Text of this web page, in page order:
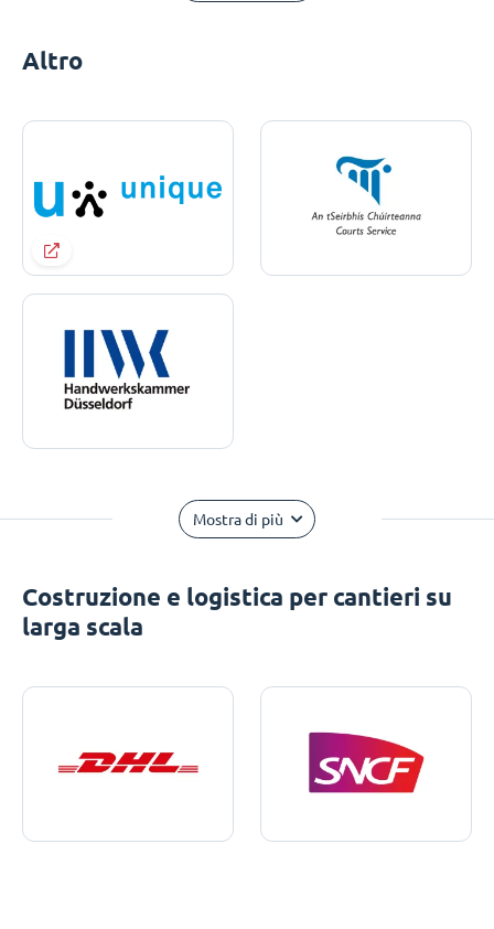
Altro
Mostra di più
Costruzione e logistica per cantieri su
larga scala